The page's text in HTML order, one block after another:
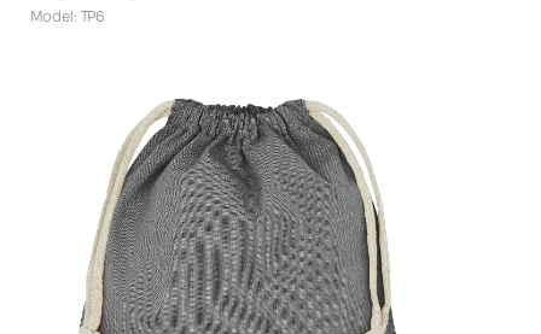
Model: TP6